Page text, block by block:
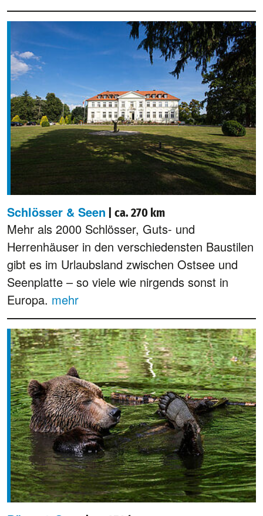
Schlösser & Seen | ca. 270 km
Mehr als 2000 Schlösser, Guts- und
Herrenhäuser in den verschiedensten Baustilen
gibt es im Urlaubsland zwischen Ostsee und
Seenplatte – so viele wie nirgends sonst in
Europa. mehr